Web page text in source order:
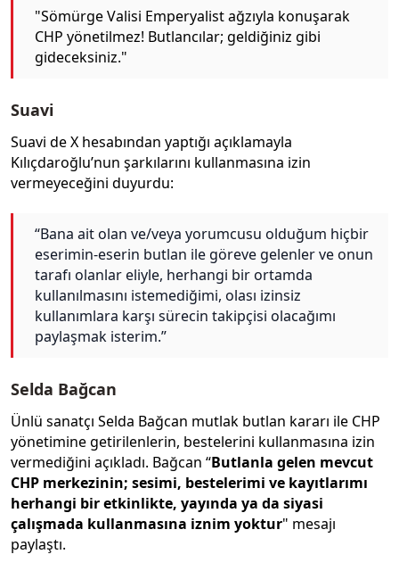
"Sömürge Valisi Emperyalist ağzıyla konuşarak
CHP yönetilmez! Butlancılar; geldiğiniz gibi
gideceksiniz."
Suavi
Suavi de X hesabından yaptığı açıklamayla
Kılıçdaroğlu’nun şarkılarını kullanmasına izin
vermeyeceğini duyurdu:
“Bana ait olan ve/veya yorumcusu olduğum hiçbir
eserimin-eserin butlan ile göreve gelenler ve onun
tarafı olanlar eliyle, herhangi bir ortamda
kullanılmasını istemediğimi, olası izinsiz
kullanımlara karşı sürecin takipçisi olacağımı
paylaşmak isterim.”
Selda Bağcan
Ünlü sanatçı Selda Bağcan mutlak butlan kararı ile CHP
yönetimine getirilenlerin, bestelerini kullanmasına izin
vermediğini açıkladı. Bağcan “Butlanla gelen mevcut
CHP merkezinin; sesimi, bestelerimi ve kayıtlarımı
herhangi bir etkinlikte, yayında ya da siyasi
çalışmada kullanmasına iznim yoktur" mesajı
paylaştı.